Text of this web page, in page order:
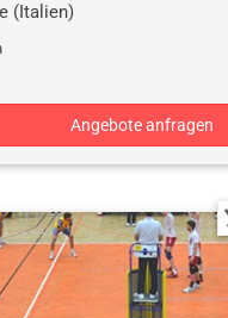
(Italien)
Angebote anfragen